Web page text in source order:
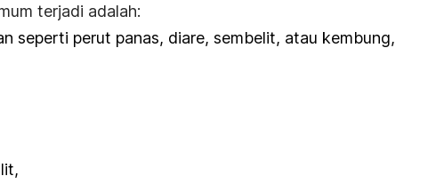
terjadi adalah:
seperti perut panas, diare, sembelit, atau kembung,